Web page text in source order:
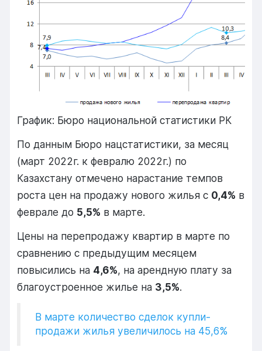
График: Бюро национальной статистики РК
По данным Бюро нацстатистики, за месяц
(март 2022г. к февралю 2022г.) по
Казахстану отмечено нарастание темпов
роста цен на продажу нового жилья с 0,4% в
феврале до 5,5% в марте.
Цены на перепродажу квартир в марте по
сравнению с предыдущим месяцем
повысились на 4,6%, на арендную плату за
благоустроенное жилье на 3,5%.
В марте количество сделок купли-
продажи жилья увеличилось на 45,6%